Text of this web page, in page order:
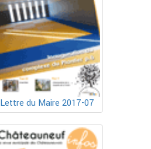
Lettre du Maire 2017-07